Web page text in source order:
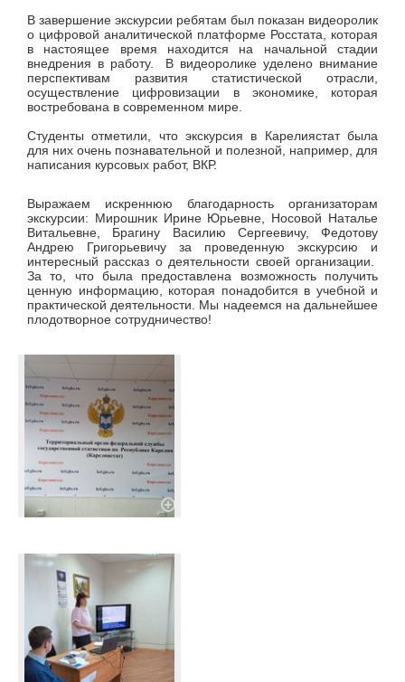
В завершение экскурсии ребятам был показан видеоролик
о цифровой аналитической платформе Росстата, которая
в настоящее время находится на начальной стадии
внедрения в работу. В видеоролике уделено внимание
перспективам развития статистической отрасли,
осуществление цифровизации в экономике, которая
востребована в современном мире.
Студенты отметили, что экскурсия в Карелиястат была
для них очень познавательной и полезной, например, для
написания курсовых работ, ВКР.
Выражаем искреннюю благодарность организаторам
экскурсии: Мирошник Ирине Юрьевне, Носовой Наталье
Витальевне, Брагину Василию Сергеевичу, Федотову
Андрею Григорьевичу за проведенную экскурсию и
интересный рассказ о деятельности своей организации.
За то, что была предоставлена возможность получить
ценную информацию, которая понадобится в учебной и
практической деятельности. Мы надеемся на дальнейшее
плодотворное сотрудничество!